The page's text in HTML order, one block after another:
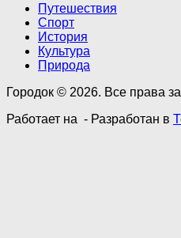
Путешествия
Спорт
История
Культура
Природа
Городок © 2026. Все права
Работает на - Разработан в